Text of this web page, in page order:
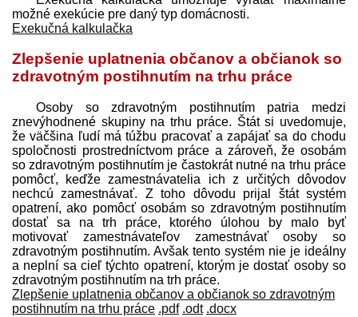
možné exekúcie pre daný typ domácnosti.
Exekučná kalkulačka
Zlepšenie uplatnenia občanov a občianok so
zdravotným postihnutím na trhu práce
Osoby so zdravotným postihnutím patria medzi
znevýhodnené skupiny na trhu práce. Štát si uvedomuje,
že väčšina ľudí má túžbu pracovať a zapájať sa do chodu
spoločnosti prostredníctvom práce a zároveň, že osobám
so zdravotným postihnutím je častokrát nutné na trhu práce
pomôcť, keďže zamest­návatelia ich z určitých dôvodov
nechcú zamestnávať. Z toho dôvodu prijal štát systém
opatrení, ako pomôcť osobám so zdravotným postihnutím
dostať sa na trh práce, ktorého úlohou by malo byť
motivovať zamest­návateľov zamestnávať osoby so
zdravotným postihnutím. Avšak tento systém nie je ideálny
a neplní sa cieľ týchto opatrení, ktorým je dostať osoby so
zdravotným postihnutím na trh práce.
Zlepšenie uplatnenia občanov a občianok so zdravotným
postihnutím na trhu práce .pdf .odt .docx